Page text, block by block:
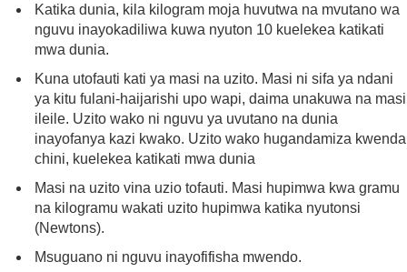
Katika dunia, kila kilogram moja huvutwa na mvutano wa
nguvu inayokadiliwa kuwa nyuton 10 kuelekea katikati
mwa dunia.
Kuna utofauti kati ya masi na uzito. Masi ni sifa ya ndani
ya kitu fulani-haijarishi upo wapi, daima unakuwa na masi
ileile. Uzito wako ni nguvu ya uvutano na dunia
inayofanya kazi kwako. Uzito wako hugandamiza kwenda
chini, kuelekea katikati mwa dunia
Masi na uzito vina uzio tofauti. Masi hupimwa kwa gramu
na kilogramu wakati uzito hupimwa katika nyutonsi
(Newtons).
Msuguano ni nguvu inayofifisha mwendo.